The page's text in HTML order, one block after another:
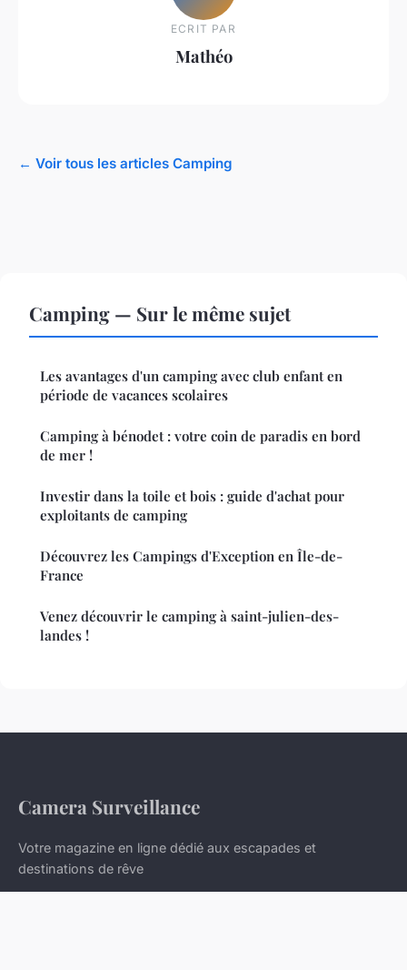
ECRIT PAR
Mathéo
← Voir tous les articles Camping
Camping — Sur le même sujet
Les avantages d'un camping avec club enfant en
période de vacances scolaires
Camping à bénodet : votre coin de paradis en bord
de mer !
Investir dans la toile et bois : guide d'achat pour
exploitants de camping
Découvrez les Campings d'Exception en Île-de-
France
Venez découvrir le camping à saint-julien-des-
landes !
Camera Surveillance
Votre magazine en ligne dédié aux escapades et
destinations de rêve